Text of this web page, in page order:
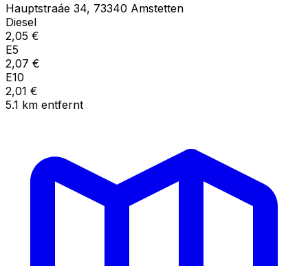
Hauptstraáe 34, 73340 Amstetten
Diesel
2,05 €
E5
2,07 €
E10
2,01 €
5.1 km entfernt